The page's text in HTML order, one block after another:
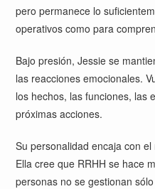
pero permanece lo
operativos como para
Bajo presión, Jessie se
las reacciones emocionales.
los hechos, las funciones, las
próximas acciones.
Su personalidad encaja con
Ella cree que RRHH se hace
personas no se gestionan